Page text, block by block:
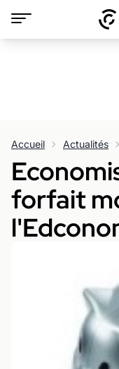
Accueil Actualités
forfait